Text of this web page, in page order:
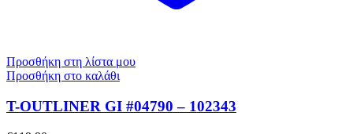
Προσθήκη στη λίστα μου
Προσθήκη στο καλάθι
T-OUTLINER GI #04790 – 102343